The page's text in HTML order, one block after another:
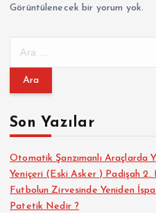
Görüntülenecek bir yorum yok.
m
:Son Yazılar
Otomatik Şanzımanlı Araçlarda
Yeniçeri (Eski Asker ) Padişah 2.
Futbolun Zirvesinde Yeniden
Patetik Nedir ?